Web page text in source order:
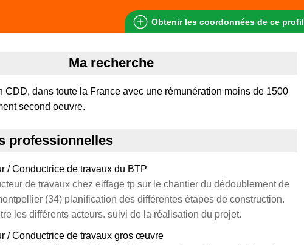
Obtenir les coordonnées de ce profil
Ma recherche
CDD, dans toute la France avec une rémunération moins de 1500
second oeuvre.
professionnelles
/ Conductrice de travaux du BTP
de travaux chez eiffage tp sur le chantier du dédoublement de
(34) planification des différentes étapes de construction.
les différents acteurs. suivi de la réalisation du projet.
/ Conductrice de travaux gros œuvre